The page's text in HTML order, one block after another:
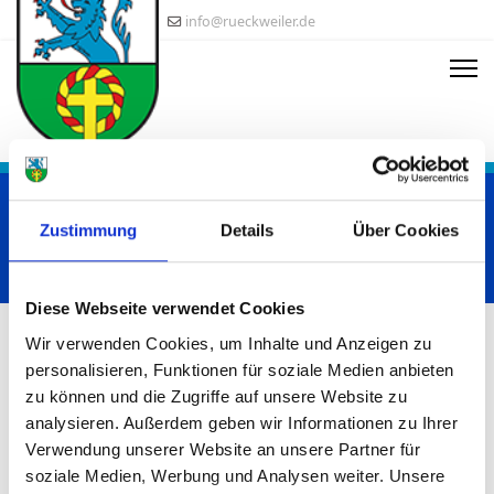
Zustimmung Details Über Cookies
Diese Webseite verwendet Cookies
Wir verwenden Cookies, um Inhalte und Anzeigen zu
personalisieren, Funktionen für soziale Medien anbieten
zu können und die Zugriffe auf unsere Website zu
analysieren. Außerdem geben wir Informationen zu Ihrer
Verwendung unserer Website an unsere Partner für
soziale Medien, Werbung und Analysen weiter. Unsere
info@rueckweiler.de
Sie sind angemeldet ,.......
Startseite Login
:-)
Benutzername*